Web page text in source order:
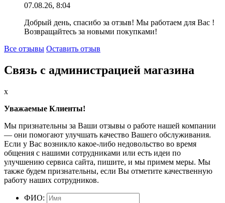
07.08.26, 8:04
Добрый день, спасибо за отзыв! Мы работаем для Вас !
Возвращайтесь за новыми покупками!
Все отзывы Оставить отзыв
Связь с администрацией магазина
x
Уважаемые Клиенты!
Мы признательны за Ваши отзывы о работе нашей компании
— они помогают улучшать качество Вашего обслуживания.
Если у Вас возникло какое-либо недовольство во время
общения с нашими сотрудниками или есть идеи по
улучшению сервиса сайта, пишите, и мы примем меры. Мы
также будем признательны, если Вы отметите качественную
работу наших сотрудников.
ФИО: